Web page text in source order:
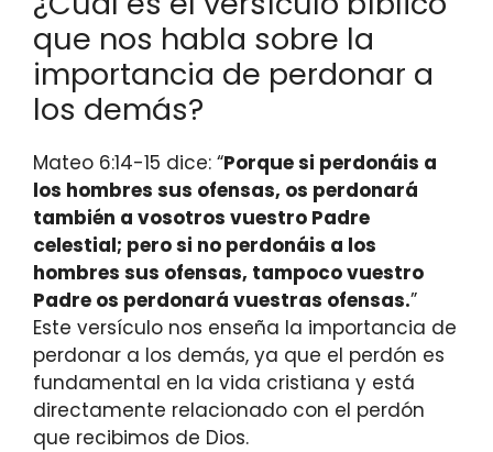
que nos habla sobre la
importancia de perdonar a
los demás?
Mateo 6:14-15 dice: “Porque si perdonáis a
los hombres sus ofensas, os perdonará
también a vosotros vuestro Padre
celestial; pero si no perdonáis a los
hombres sus ofensas, tampoco vuestro
Padre os perdonará vuestras ofensas.”
Este versículo nos enseña la importancia de
perdonar a los demás, ya que el perdón es
fundamental en la vida cristiana y está
directamente relacionado con el perdón
que recibimos de Dios.